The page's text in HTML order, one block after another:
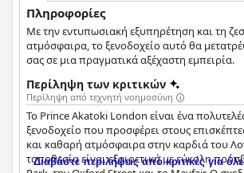
Πληροφορίες
Με την εντυπωσιακή εξυπηρέτηση και τη
ατμόσφαιρα, το ξενοδοχείο αυτό θα
σας σε μια πραγματικά αξέχαστη εμπειρία.
Περίληψη των κριτικών
Περίληψη από τεχνητή νοημοσύνη
Το Prince Akatoki London είναι ένα
ξενοδοχείο που προσφέρει στους
και καθαρή ατμόσφαιρα στην καρδιά του
τοποθεσία είναι εξαιρετική με εύκολη
Διαβάστε περιλήψεις από κριτικές για